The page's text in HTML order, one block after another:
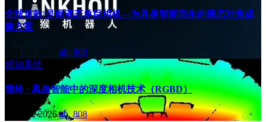
全球首款|灵猴液态单目相机—为具身智能而生的液态对焦成
像方案
6 月 12, 2026 ab, 808
感知系统
雪岭 · 具身智能中的深度相机技术（RGBD）
6 月 11, 2026ab, 808